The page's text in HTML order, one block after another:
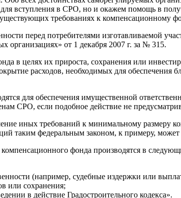
вступления в СРО, но и окажем помощь в
требованиях к компенсационному
перед потребителями изготавливаемой
от 1 декабря 2007 г. за № 315.
в целях их прироста, сохранения или
расходов, необходимых для обеспечения
для обеспечения имущественной
СРО, если подобное действие не
иных требований к минимальному размеру
таким федеральным законом, к примеру,
фонда производятся в
(например, судебные издержки или
или сохранения;
в действие Градостроительного кодекса».